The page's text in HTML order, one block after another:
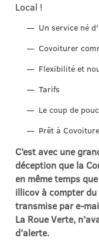
Local !
Un service né
Covoiturer
Flexibilité et
Tarifs
Le coup de
Prêt à
C’est avec une
déception que la
en même temps
illicov à compter
transmise par e-
La Roue Verte,
d’alerte.